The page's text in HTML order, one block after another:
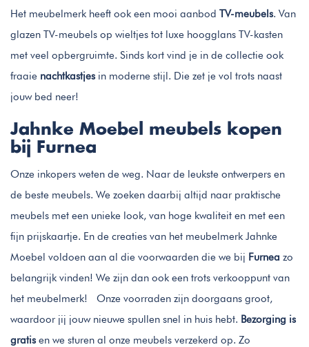
Het meubelmerk heeft ook een mooi aanbod TV-meubels. Van
glazen TV-meubels op wieltjes tot luxe hoogglans TV-kasten
met veel opbergruimte. Sinds kort vind je in de collectie ook
fraaie nachtkastjesin moderne stijl. Die zet je vol trots naast
jouw bed neer!
Jahnke Moebel meubels kopen
bij Furnea
Onze inkopers weten de weg. Naar de leukste ontwerpers en
de beste meubels. We zoeken daarbij altijd naar praktische
meubels met een unieke look, van hoge kwaliteit en met een
fijn prijskaartje. En de creaties van het meubelmerk Jahnke
Moebel voldoen aan al die voorwaarden die we bij Furnea zo
belangrijk vinden! We zijn dan ook een trots verkooppunt van
het meubelmerk! Onze voorraden zijn doorgaans groot,
waardoor jij jouw nieuwe spullen snel in huis hebt. Bezorging is
gratisen we sturen al onze meubels verzekerd op. Zo